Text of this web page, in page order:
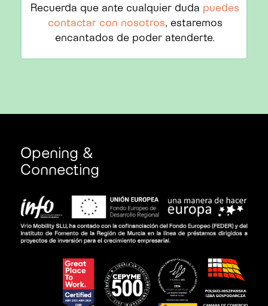
Recuerda que ante cualquier duda puedes
contactar con nosotros, estaremos
encantados de poder atenderte.
Opening &
Connecting